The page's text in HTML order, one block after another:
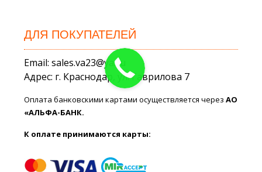
ДЛЯ ПОКУПАТЕЛЕЙ
Email: sales.va23@ya.ru
Адрес: г. Краснодар, ул. Гаврилова 7
Оплата банковскими картами осуществляется черезАО
«АЛЬФА-БАНК.
К оплате принимаются карты: